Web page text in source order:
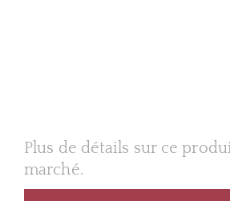
Plus de détails sur ce
marché.